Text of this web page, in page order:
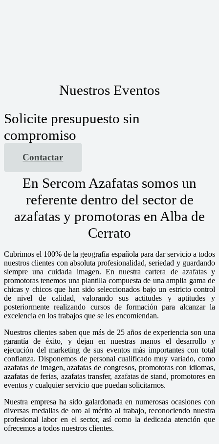
Nuestros Eventos
Solicite presupuesto sin
compromiso
Contactar
En Sercom Azafatas somos un
referente dentro del sector de
azafatas y promotoras en Alba de
Cerrato
Cubrimos el 100% de la geografía española para dar servicio a todos
nuestros clientes con absoluta profesionalidad, seriedad y guardando
siempre una cuidada imagen. En nuestra cartera de azafatas y
promotoras tenemos una plantilla compuesta de una amplia gama de
chicas y chicos que han sido seleccionados bajo un estricto control
de nivel de calidad, valorando sus actitudes y aptitudes y
posteriormente realizando cursos de formación para alcanzar la
excelencia en los trabajos que se les encomiendan.
Nuestros clientes saben que más de 25 años de experiencia son una
garantía de éxito, y dejan en nuestras manos el desarrollo y
ejecución del marketing de sus eventos más importantes con total
confianza. Disponemos de personal cualificado muy variado, como
azafatas de imagen, azafatas de congresos, promotoras con idiomas,
azafatas de ferias, azafatas transfer, azafatas de stand, promotores en
eventos y cualquier servicio que puedan solicitarnos.
Nuestra empresa ha sido galardonada en numerosas ocasiones con
diversas medallas de oro al mérito al trabajo, reconociendo nuestra
profesional labor en el sector, así como la dedicada atención que
ofrecemos a todos nuestros clientes.